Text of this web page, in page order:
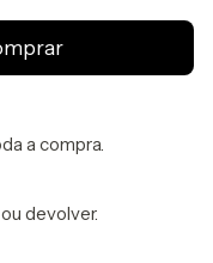
a compra.
devolver.